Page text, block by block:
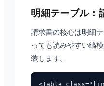
明細テーブル：
請求書の核心は明細
っても読みやすい縞
装します。
<table